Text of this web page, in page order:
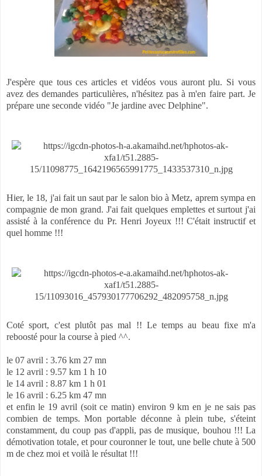
J'espère que tous ces articles et vidéos vous auront plu. Si vous
avez des demandes particulières, n'hésitez pas à m'en faire part. Je
prépare une seconde vidéo "Je jardine avec Delphine".
Hier, le 18, j'ai fait un saut par le salon bio à Metz, aprem sympa en
compagnie de mon grand. J'ai fait quelques emplettes et surtout j'ai
assisté à la conférence du Pr. Henri Joyeux !!! C'était instructif et
quel homme !!!
Coté sport, c'est plutôt pas mal !! Le temps au beau fixe m'a
reboosté pour la course à pied ^^.
le 07 avril : 3.76 km 27 mn
le 12 avril : 9.57 km 1 h 10
le 14 avril : 8.87 km 1 h 01
le 16 avril : 6.25 km 47 mn
et enfin le 19 avril (soit ce matin) environ 9 km en je ne sais pas
combien de temps. Mon portable déconne à plein tube, s'éteint
constamment, du coup pas d'appli, pas de musique, bouhou !!! La
démotivation totale, et pour couronner le tout, une belle chute à 500
m de chez moi et voilà le résultat !!!